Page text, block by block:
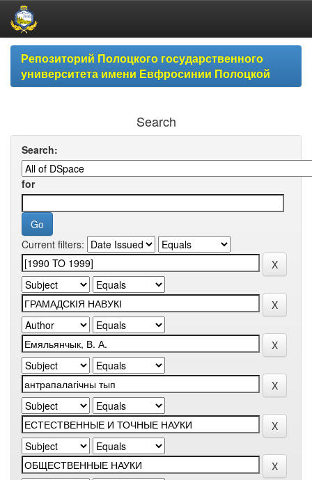
Skip
navigationРепозиторий Полоцкого государственного
университета имени Евфросинии Полоцкой
Search
Search:
for
Current filters: